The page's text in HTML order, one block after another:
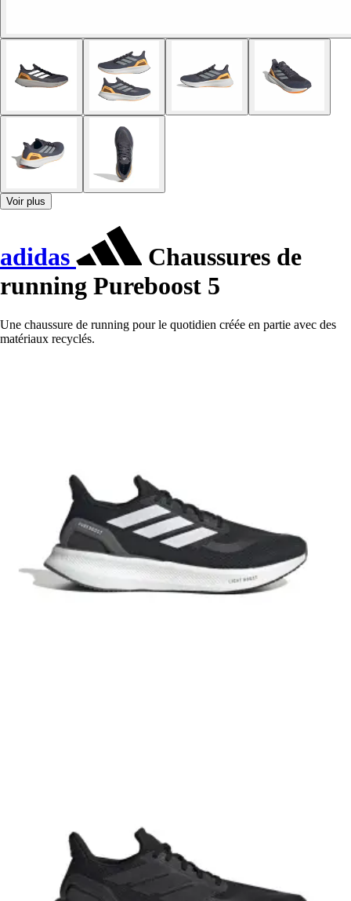
Voir plus
adidas
Chaussures de
running Pureboost 5
Une chaussure de running pour le quotidien créée en partie avec des
matériaux recyclés.